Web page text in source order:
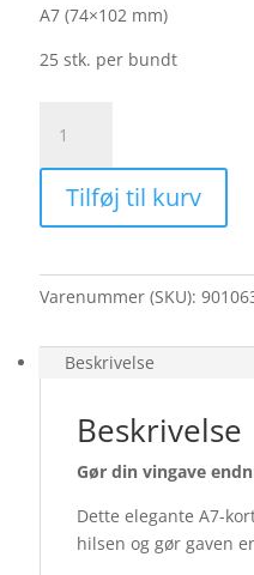
A7 (74×102 mm)
25 stk. per bundt
Røde
roser
med
(25
stk.)
Tilføj til kurv
Varenummer (SKU):
Beskrivelse
Beskrivelse
Gør din vingave
Dette elegante A7-
hilsen og gør gaven